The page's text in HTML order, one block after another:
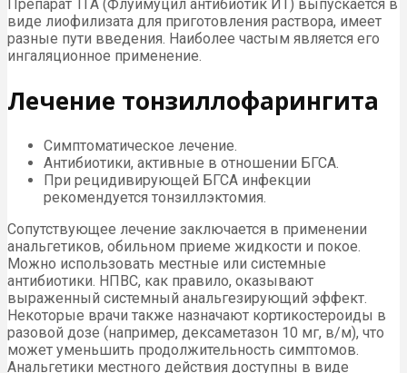
Препарат ТГА (Флуимуцил антибиотик ИТ) выпускается в
виде лиофилизата для приготовления раствора, имеет
разные пути введения. Наиболее частым является его
ингаляционное применение.
Лечение тонзиллофарингита
Симптоматическое лечение.
Антибиотики, активные в отношении БГСА.
При рецидивирующей БГСА инфекции
рекомендуется тонзиллэктомия.
Сопутствующее лечение заключается в применении
анальгетиков, обильном приеме жидкости и покое.
Можно использовать местные или системные
антибиотики. НПВС, как правило, оказывают
выраженный системный анальгезирующий эффект.
Некоторые врачи также назначают кортикостероиды в
разовой дозе (например, дексаметазон 10 мг, в/м), что
может уменьшить продолжительность симптомов.
Анальгетики местного действия доступны в виде